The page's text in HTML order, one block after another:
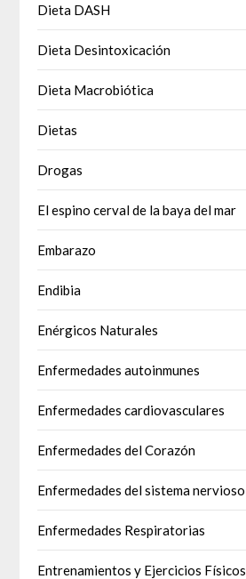
Dieta DASH
Dieta Desintoxicación
Dieta Macrobiótica
Dietas
Drogas
El espino cerval de la baya del mar
Embarazo
Endibia
Enérgicos Naturales
Enfermedades autoinmunes
Enfermedades cardiovasculares
Enfermedades del Corazón
Enfermedades del sistema nervioso
Enfermedades Respiratorias
Entrenamientos y Ejercicios Físicos